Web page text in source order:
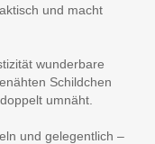
und macht
wunderbare
Schildchen
umnäht.
und gelegentlich –